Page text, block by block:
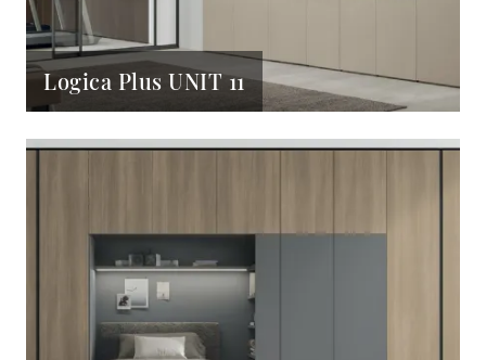
Logica Plus UNIT 11